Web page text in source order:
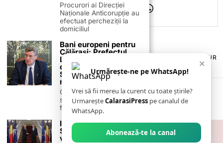
TERMENI ȘI CONDIȚII
POLITICA DE ANULARE & RETUR
PUBLICITATE ONLINE & TIPĂRITĂ
CONTACT
ZIARUL ANUNȚUL CĂLĂRĂȘEAN
×
Urmărește-ne pe WhatsApp!
Vrei să fii mereu la curent cu toate știrile?
UrmareșteCalarasiPress pe canalul de
WhatsApp.
Abonează-te la canal
Procurori ai Direcției
Naționale Anticorupție au
efectuat percheziții la
domiciliul
Bani europeni pentru
Călărași: Prefectul
Laurențiu State anunță
colaborarea cu ADR
Sud-Muntenia pentru
noi finanțări
Călărașul se pregătește
să intre pe harta
finanțărilor europene, cu
Iohannis și
Stoltenberg merg
vineri în vizită la Baza